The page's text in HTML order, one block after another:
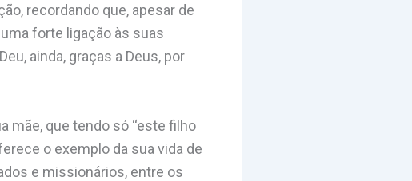
recordando que, apesar de
forte ligação às suas
ainda, graças a Deus, por
mãe, que tendo só “este filho
o exemplo da sua vida de
e missionários, entre os